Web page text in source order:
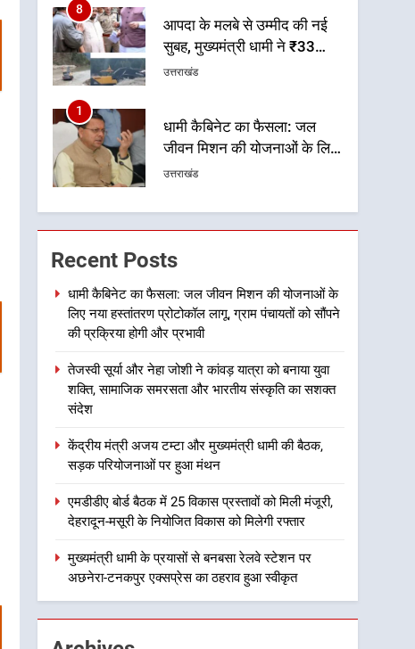
8
आपदा के मलबे से उम्मीद की नई
सुबह, मुख्यमंत्री धामी ने ₹33
करोड़ के विकास और राहत कार्यों
उत्तराखंड
1
धामी कैबिनेट का फैसला: जल
जीवन मिशन की योजनाओं के लिए
नया हस्तांतरण प्रोटोकॉल लागू,
प्रक्रिया होगी और प्रभावी
उत्तराखंड
2
तेजस्वी सूर्या और नेहा जोशी ने
कांवड़ यात्रा को बनाया युवा शक्ति,
सामाजिक समरसता और भारतीय
संस्कृति का सशक्त संदेश
3
केंद्रीय मंत्री अजय टम्टा और
परियोजनाओं पर हुआ मंथन
उत्तराखंड
4
प्रस्तावों को मिली मंजूरी, देहरादून-
मसूरी के नियोजित विकास को
मिलेगी रफ्तार
उत्तराखंड
5
बनबसा रेलवे स्टेशन पर अछनेरा-
टनकपुर एक्सप्रेस का ठहराव हुआ
स्वीकृत
उत्तराखंड
6
Recent Posts
धामी कैबिनेट का फैसला: जल जीवन मिशन की योजनाओं के
लिए नया हस्तांतरण प्रोटोकॉल लागू, ग्राम पंचायतों को सौंपने
की प्रक्रिया होगी और प्रभावी
तेजस्वी सूर्या और नेहा जोशी ने कांवड़ यात्रा को बनाया युवा
शक्ति, सामाजिक समरसता और भारतीय संस्कृति का सशक्त
संदेश
केंद्रीय मंत्री अजय टम्टा और मुख्यमंत्री धामी की बैठक,
सड़क परियोजनाओं पर हुआ मंथन
एमडीडीए बोर्ड बैठक में 25 विकास प्रस्तावों को मिली मंजूरी,
देहरादून-मसूरी के नियोजित विकास को मिलेगी रफ्तार
मुख्यमंत्री धामी के प्रयासों से बनबसा रेलवे स्टेशन पर
अछनेरा-टनकपुर एक्सप्रेस का ठहराव हुआ स्वीकृत